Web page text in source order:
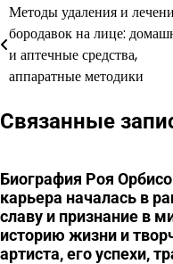
Навигация
по
записям
Методы удаления и
бородавок на лице:
и аптечные средства,
аппаратные методики
Связанные
Биография Роя
карьера началась в
славу и признание в
историю жизни и
артиста, его успехи,